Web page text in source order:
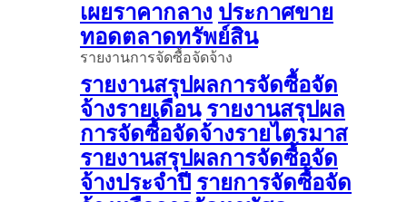
เผยราคากลาง ประกาศขาย
ทอดตลาดทรัพย์สิน
รายงานการจัดซื้อจัดจ้าง
รายงานสรุปผลการจัดซื้อจัด
จ้างรายเดือน รายงานสรุปผล
การจัดซื้อจัดจ้างรายไตรมาส
รายงานสรุปผลการจัดซื้อจัด
จ้างประจำปี รายการจัดซื้อจัด